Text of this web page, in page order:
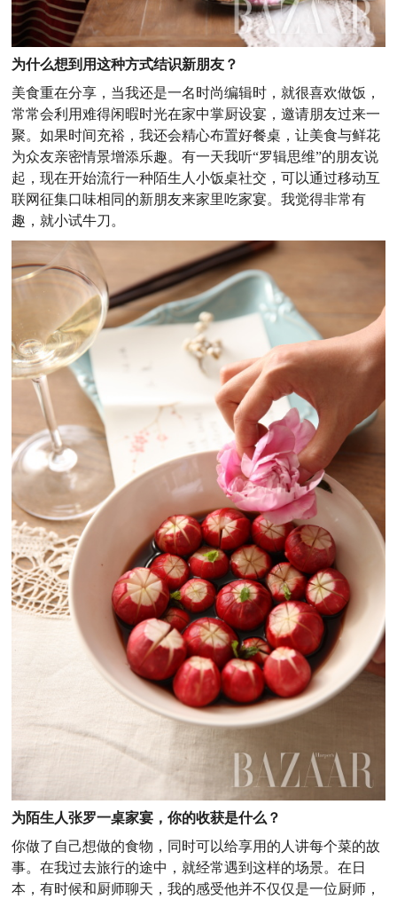
为什么想到用这种方式结识新朋友？
美食重在分享，当我还是一名时尚编辑时，就很喜欢做饭，
常常会利用难得闲暇时光在家中掌厨设宴，邀请朋友过来一
聚。如果时间充裕，我还会精心布置好餐桌，让美食与鲜花
为众友亲密情景增添乐趣。有一天我听“罗辑思维”的朋友说
起，现在开始流行一种陌生人小饭桌社交，可以通过移动互
联网征集口味相同的新朋友来家里吃家宴。我觉得非常有
趣，就小试牛刀。
为陌生人张罗一桌家宴，你的收获是什么？
你做了自己想做的食物，同时可以给享用的人讲每个菜的故
事。在我过去旅行的途中，就经常遇到这样的场景。在日
本，有时候和厨师聊天，我的感受他并不仅仅是一位厨师，